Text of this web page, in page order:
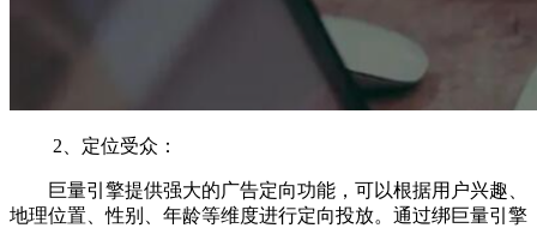
2、定位受众：
巨量引擎提供强大的广告定向功能，可以根据用户兴趣、
地理位置、性别、年龄等维度进行定向投放。通过绑巨量引擎